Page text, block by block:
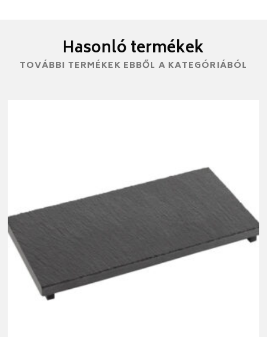
Hasonló termékek
TOVÁBBI TERMÉKEK EBBŐL A KATEGÓRIÁBÓL